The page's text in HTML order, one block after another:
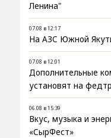
Ленина"
07.08 в 12:17
На АЗС Южной
07.08 в 12:01
Дополнительные
установят на
06.08 в 15:39
Вкус, музыка и
«СырФест»